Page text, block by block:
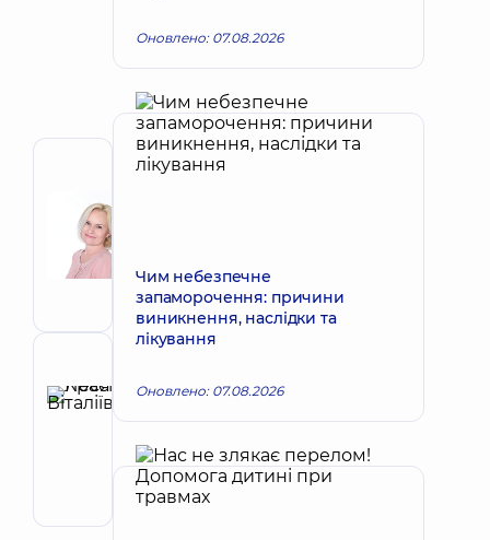
Автор
Акушер-
гінеколог;
Лікар
з
Красій
Леся
Віталіївна
Акушер-
гінеколог;
Оновлено: 07.08.2026
Чим небезпечне
запаморочення: причини
виникнення, наслідки та
лікування
Оновлено: 07.08.2026